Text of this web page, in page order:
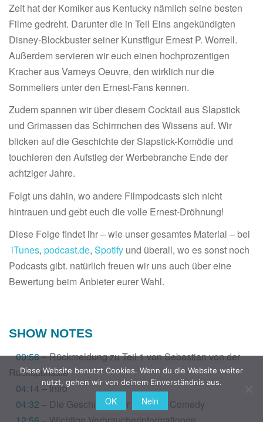
Zeit hat der Komiker aus Kentucky nämlich seine besten
Filme gedreht. Darunter die in Teil Eins angekündigten
Disney-Blockbuster seiner Kunstfigur Ernest P. Worrell.
Außerdem servieren wir euch einen hochprozentigen
Kracher aus Varneys Oeuvre, den wirklich nur die
Sommeliers unter den Ernest-Fans kennen.
Zudem spannen wir über diesem Cocktail aus Slapstick
und Grimassen das Schirmchen des Wissens auf. Wir
blicken auf die Geschichte der Slapstick-Komödie und
touchieren den Aufstieg der Werbebranche Ende der
achtziger Jahre.
Folgt uns dahin, wo andere Filmpodcasts sich nicht
hintrauen und gebt euch die volle Ernest-Dröhnung!
Diese Folge findet ihr – wie unser gesamtes Material – bei
iTunes, podcast.de, Spotify und überall, wo es sonst noch
Podcasts gibt. natürlich freuen wir uns auch über eine
Bewertung beim Anbieter eurer Wahl.
SHOW NOTES
00:56– Rückmeldung zu Teil 1 von Sebastian von der
Rückspultaste
04:14 – Intro
04:32 – Die Geschichte der Physical Comedy
Diese Website benutzt Cookies. Wenn du die Website weiter
nutzt, gehen wir von deinem Einverständnis aus.
OK Nein